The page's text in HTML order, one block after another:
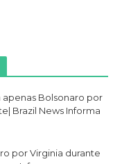
Bolsonaro por
Brazil News Informa
por Virginia durante